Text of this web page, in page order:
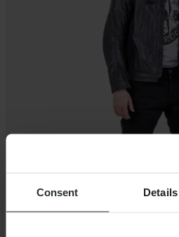
Consent Details